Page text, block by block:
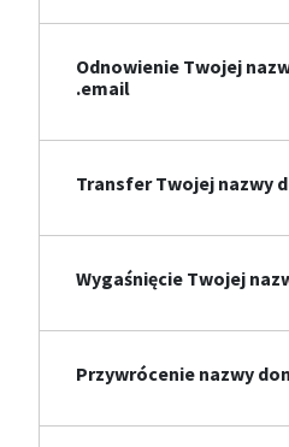
Odnowienie Twojej
.email
Transfer Twojej nazwy
Wygaśnięcie Twojej
Przywrócenie nazwy